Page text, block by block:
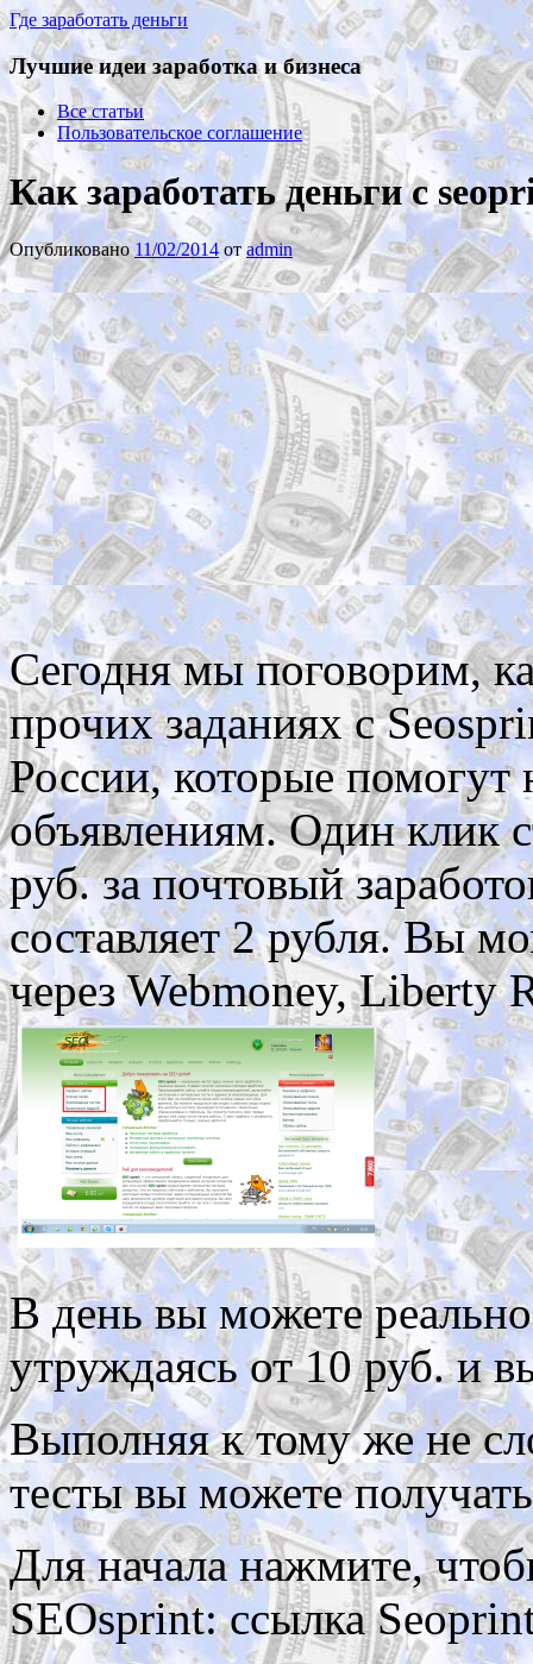
Где заработать деньги
Лучшие идеи заработка и бизнеса
Все статьи
Пользовательское соглашение
Как заработать деньги с
Опубликовано11/02/2014 отadmin
Сегодня мы поговорим,
прочих заданиях с
России, которые помогут
объявлениям. Один клик
руб. за почтовый
составляет 2 рубля. Вы
через Webmoney, Liberty
В день вы можете
утруждаясь от 10 руб. и
Выполняя к тому же не
тесты вы можете
Для начала нажмите,
SEOsprint: ссылка